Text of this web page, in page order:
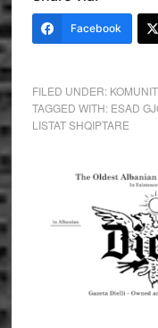
Facebook
FILED UNDER:
TAGGED WITH: ESAD
LISTAT SHQIPTARE